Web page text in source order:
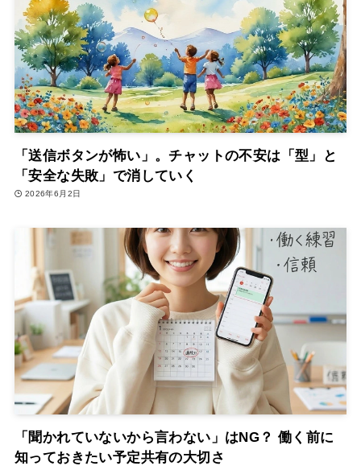
「送信ボタンが怖い」。チャットの不安は「型」と
「安全な失敗」で消していく
2026年6月2日
「聞かれていないから言わない」はNG？ 働く前に
知っておきたい予定共有の大切さ